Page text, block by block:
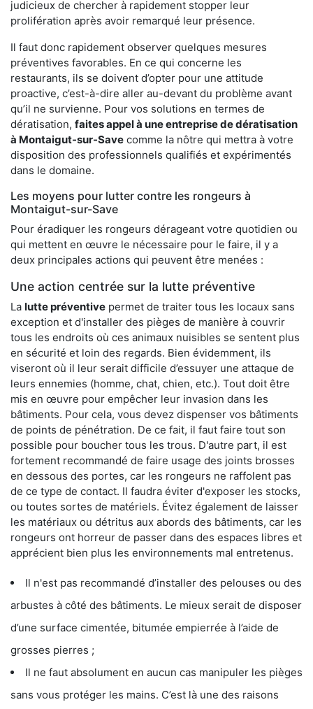
judicieux de chercher à rapidement stopper leur
prolifération après avoir remarqué leur présence.
Il faut donc rapidement observer quelques mesures
préventives favorables. En ce qui concerne les
restaurants, ils se doivent d’opter pour une attitude
proactive, c’est-à-dire aller au-devant du problème avant
qu’il ne survienne. Pour vos solutions en termes de
dératisation, faites appel à une entreprise de dératisation
à Montaigut-sur-Save comme la nôtre qui mettra à votre
disposition des professionnels qualifiés et expérimentés
dans le domaine.
Les moyens pour lutter contre les rongeurs à
Montaigut-sur-Save
Pour éradiquer les rongeurs dérageant votre quotidien ou
qui mettent en œuvre le nécessaire pour le faire, il y a
deux principales actions qui peuvent être menées :
Une action centrée sur la lutte préventive
La lutte préventive permet de traiter tous les locaux sans
exception et d'installer des pièges de manière à couvrir
tous les endroits où ces animaux nuisibles se sentent plus
en sécurité et loin des regards. Bien évidemment, ils
viseront où il leur serait difficile d’essuyer une attaque de
leurs ennemies (homme, chat, chien, etc.). Tout doit être
mis en œuvre pour empêcher leur invasion dans les
bâtiments. Pour cela, vous devez dispenser vos bâtiments
de points de pénétration. De ce fait, il faut faire tout son
possible pour boucher tous les trous. D'autre part, il est
fortement recommandé de faire usage des joints brosses
en dessous des portes, car les rongeurs ne raffolent pas
de ce type de contact. Il faudra éviter d'exposer les stocks,
ou toutes sortes de matériels. Évitez également de laisser
les matériaux ou détritus aux abords des bâtiments, car les
rongeurs ont horreur de passer dans des espaces libres et
apprécient bien plus les environnements mal entretenus.
Il n'est pas recommandé d’installer des pelouses ou des
arbustes à côté des bâtiments. Le mieux serait de disposer
d’une surface cimentée, bitumée empierrée à l’aide de
grosses pierres ;
Il ne faut absolument en aucun cas manipuler les pièges
sans vous protéger les mains. C’est là une des raisons